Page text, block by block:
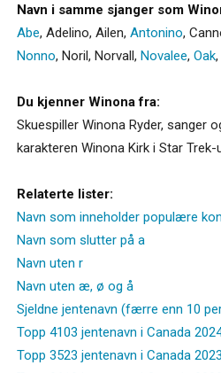
Navn i samme sjanger som
Abe, Adelino, Ailen, Antonino,
Nonno, Noril, Norvall, Novalee, Oak,
Du kjenner Winona fra:
Skuespiller Winona Ryder, sanger
karakteren Winona Kirk i Star
Relaterte lister:
Navn som inneholder populære
Navn som slutter på a
Navn uten r
Navn uten æ, ø og å
Sjeldne jentenavn (færre enn 10
Topp 4103 jentenavn i Canada
Topp 3523 jentenavn i Canada 2023